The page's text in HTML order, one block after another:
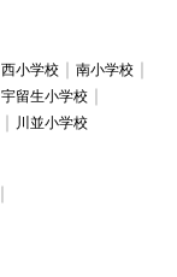
西小学校
南小学校
宇留生小学校
川並小学校